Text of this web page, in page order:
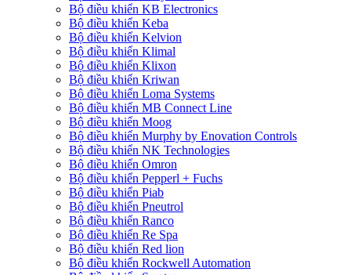
Bộ điều khiển KB Electronics
Bộ điều khiển Keba
Bộ điều khiển Kelvion
Bộ điều khiển Klimal
Bộ điều khiển Klixon
Bộ điều khiển Kriwan
Bộ điều khiển Loma Systems
Bộ điều khiển MB Connect Line
Bộ điều khiển Moog
Bộ điều khiển Murphy by Enovation Controls
Bộ điều khiển NK Technologies
Bộ điều khiển Omron
Bộ điều khiển Pepperl + Fuchs
Bộ điều khiển Piab
Bộ điều khiển Pneutrol
Bộ điều khiển Ranco
Bộ điều khiển Re Spa
Bộ điều khiển Red lion
Bộ điều khiển Rockwell Automation